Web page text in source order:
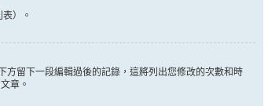
）。
留下一段編輯過後的記錄，這將列出您修改的次數和時
章。